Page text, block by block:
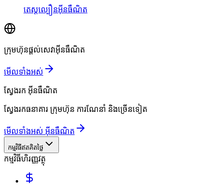
តេស្តល្បឿនអ៊ីនធឺណិត
ក្រុមហ៊ុនផ្តល់សេវាអ៊ីនធឺណិត
មើលទាំងអស់
ស្វែងរក អ៊ីនធឺណិត
ស្វែងរកធនាគារ ក្រុមហ៊ុន ការណែនាំ និងច្រើនទៀត
មើលទាំងអស់ អ៊ីនធឺណិត
កម្មវិធីឥតគិតថ្លៃ
កម្មវិធីហិរញ្ញវត្ថុ